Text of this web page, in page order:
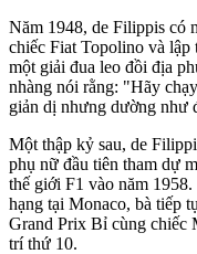
Năm 1948, de Filippis có
chiếc Fiat Topolino và
một giải đua leo đồi địa
nhàng nói rằng: "Hãy
giản dị nhưng dường như
Một thập kỷ sau, de
phụ nữ đầu tiên tham dự
thế giới F1 vào năm
hạng tại Monaco, bà tiếp
Grand Prix Bỉ cùng chiếc
trí thứ 10.